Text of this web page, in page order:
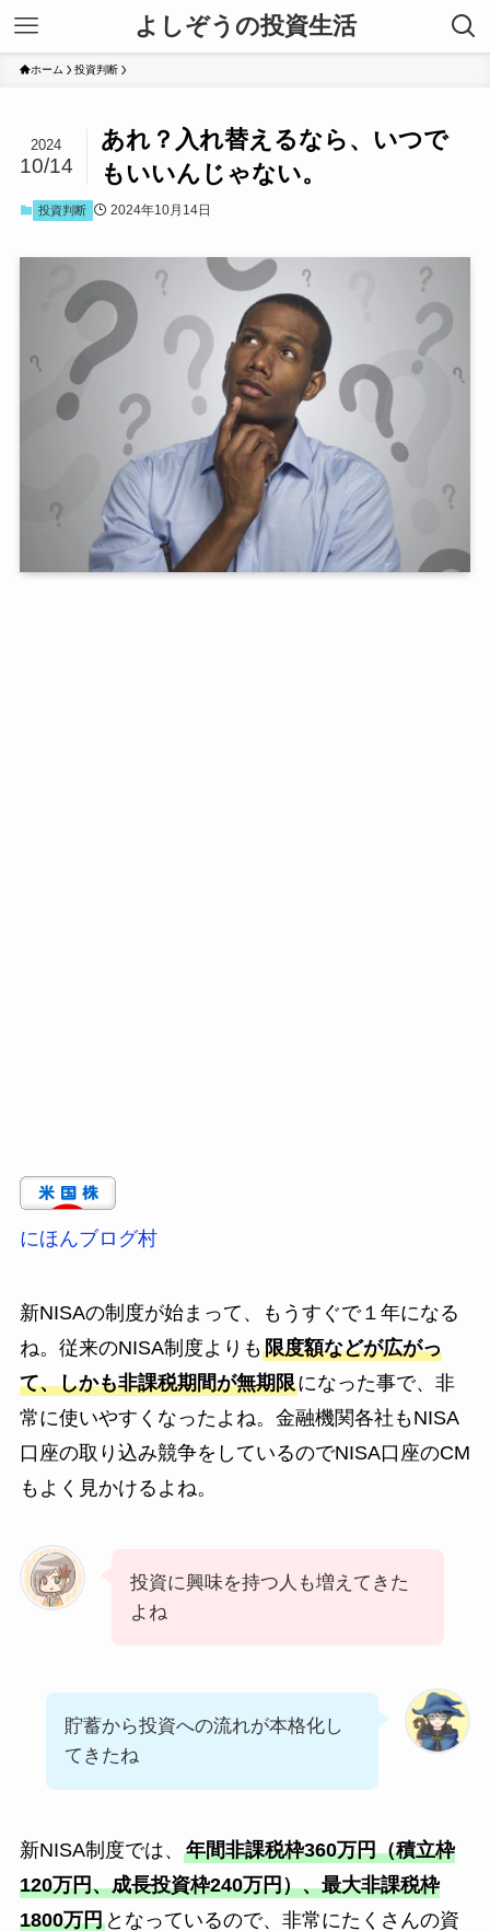
よしぞうの投資生活
ホーム 投資判断
あれ？入れ替えるなら、いつで
もいいんじゃない。
2024
10/14
投資判断 2024年10月14日
にほんブログ村
新NISAの制度が始まって、もうすぐで１年になる
ね。従来のNISA制度よりも限度額などが広がっ
て、しかも非課税期間が無期限になった事で、非
常に使いやすくなったよね。金融機関各社もNISA
口座の取り込み競争をしているのでNISA口座のCM
もよく見かけるよね。
投資に興味を持つ人も増えてきた
よね
貯蓄から投資への流れが本格化し
てきたね
新NISA制度では、 年間非課税枠360万円（積立枠
120万円、成長投資枠240万円）、最大非課税枠
1800万円となっているので、非常にたくさんの資